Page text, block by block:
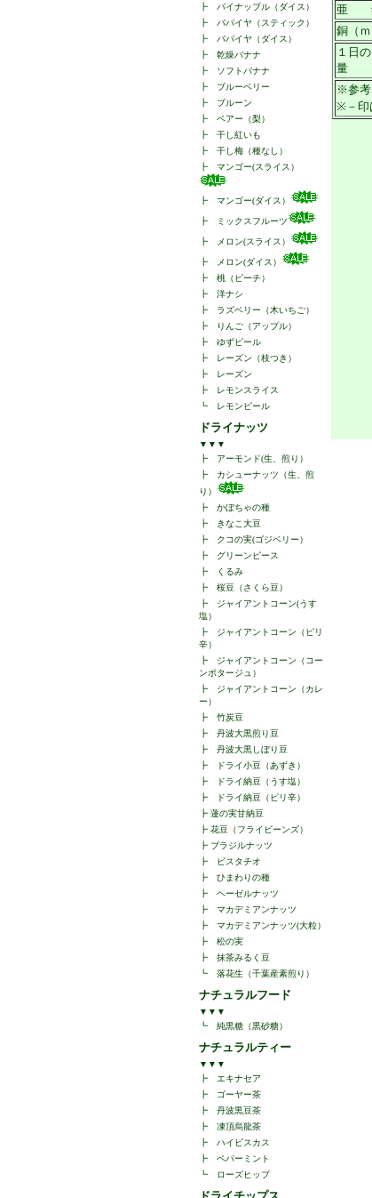
┣
パイナップル（ダイス）
┣
パパイヤ（スティック）
┣
パパイヤ（ダイス）
┣ 乾燥バナナ
┣
ソフトバナナ
┣
ブルーベリー
┣
プルーン
┣ ペアー（梨）
┣ 干し紅いも
┣ 干し梅（種なし）
┣ マンゴー(スライス）
┣ マンゴー(ダイス）
┣ ミックスフルーツ
┣ メロン(スライス）
┣
メロン(ダイス）
┣ 桃（ピーチ）
┣ 洋ナシ
┣
ラズベリー（木いちご）
┣
りんご（アップル）
┣ ゆずピール
┣
レーズン（枝つき）
┣
レーズン
┣
レモンスライス
┗
レモンピール
ドライナッツ
▼▼▼
┣
アーモンド(生、煎り）
┣
カシューナッツ（生、煎
り）
┣ かぼちゃの種
┣
きなこ大豆
┣
クコの実(ゴジベリー）
┣
グリーンピース
┣
くるみ
┣ 桜豆（さくら豆）
┣
ジャイアントコーン(うす
塩）
┣
ジャイアントコーン（ピリ
辛）
┣
ジャイアントコーン（コー
ンポタージュ）
┣
ジャイアントコーン（カレ
ー）
┣ 竹炭豆
┣ 丹波大黒煎り豆
┣ 丹波大黒しぼり豆
┣
ドライ小豆（あずき）
┣
ドライ納豆（うす塩）
┣
ドライ納豆（ピリ辛）
┣ 蓮の実甘納豆
┣ 花豆（フライビーンズ）
┣ ブラジルナッツ
┣
ピスタチオ
┣ ひまわりの種
┣ ヘーゼルナッツ
┣ マカデミアンナッツ
┣ マカデミアンナッツ(大粒）
┣ 松の実
┣ 抹茶みるく豆
┗ 落花生（千葉産素煎り）
ナチュラルフード
▼▼▼
┗ 純黒糖（黒砂糖）
ナチュラルティー
▼▼▼
┣
エキナセア
┣
ゴーヤー茶
┣ 丹波黒豆茶
┣ 凍頂烏龍茶
┣ ハイビスカス
┣ ペパーミント
┗
ローズヒップ
亜 鉛
銅（ｍ
１日
量
※参考
※－印